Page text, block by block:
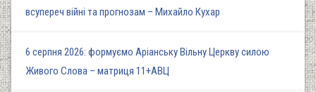
всупереч війні та прогнозам – Михайло Кухар
6 серпня 2026: формуємо Аріанську Вільну Церкву силою
Живого Слова – матриця 11+АВЦ